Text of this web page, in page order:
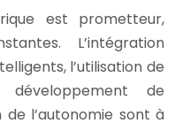
est prometteur,
L’intégration
l’utilisation de
développement de
l’autonomie sont à